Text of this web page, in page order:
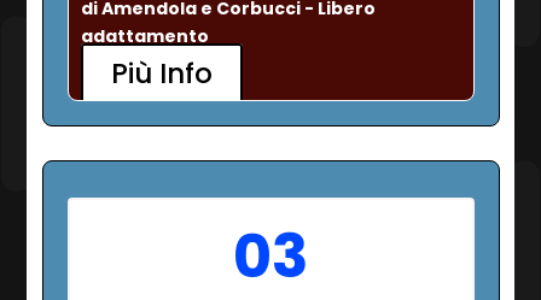
di Amendola e Corbucci - Libero
adattamento
Più Info
03